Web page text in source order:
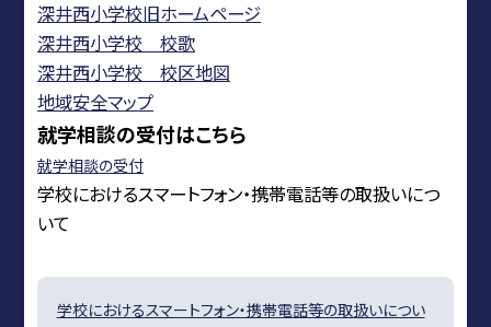
深井西小学校旧ホームページ
深井西小学校 校歌
深井西小学校 校区地図
地域安全マップ
就学相談の受付はこちら
就学相談の受付
学校におけるスマートフォン・携帯電話等の取扱いにつ
いて
学校におけるスマートフォン・携帯電話等の取扱いについ